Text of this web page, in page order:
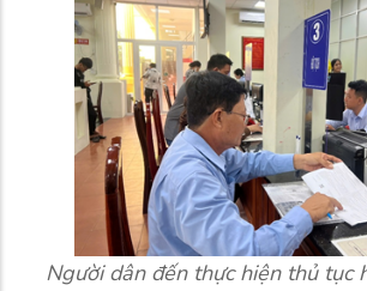
Người dân đến thực hiện thủ tục